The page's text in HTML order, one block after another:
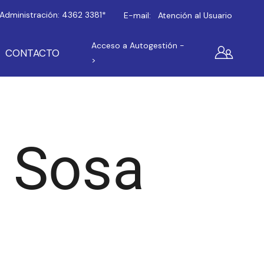
Administración: 4362 3381* E-mail: Atención al Usuario
CONTACTO
Acceso a Autogestión -
>